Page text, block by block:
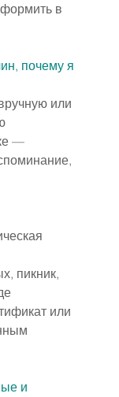
в
почему я
или
—
пикник,
или
и